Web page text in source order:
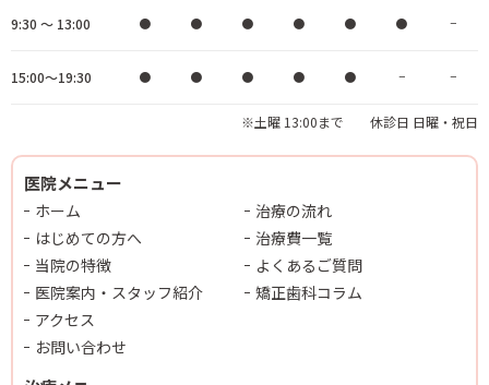
※土曜 13:00まで 休診日 日曜・祝日
9:30 ～ 13:00 ● ● ● ● ● ● −
15:00～19:30 ● ● ● ● ● − −
医院メニュー
ホーム
はじめての方へ
当院の特徴
医院案内・スタッフ紹介
治療の流れ
治療費一覧
よくあるご質問
矯正歯科コラム
アクセス
お問い合わせ